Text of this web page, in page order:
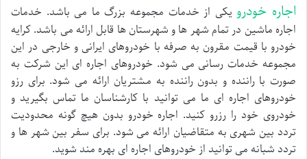
اجاره خودرو یکی از خدمات مجموعه بزرگ ما می باشد. خدمات
اجاره ماشین در تمام شهر ها و شهرستان ها قابل ارائه می باشد. کرایه
خودرو با قیمت مقرون به صرفه با خودروهای ایرانی و خارجی در این
مجموعه خدمات رسانی می شود. خودروهای اجاره ای این شرکت به
صورت با راننده و بدون راننده به مشتریان ارائه می شود. برای رزو
خودروهای اجاره ای ما می توانید با کارشناسان ما تماس بگیرید و
خودروی خود را رزرو کنید. اجاره خودرو بدون هیچ گونه محدودیت
تردد بین شهری به متقاضیان ارائه می شود. برای سفر بین شهر ها و
تردد شبانه می توانید از خودروهای اجاره ای بهره مند شوید.